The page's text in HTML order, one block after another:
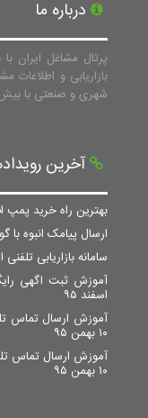
درباره ما
پرتال مشاغل ایران
بازاریابی و
شهری و صنعتی با بیش از 3 میلیون اطلاعات جمع
آخرین
بهترین راه خرید
ارسال پیامک انبوه
سامانه بازاریابی
آموزش ثبت اگهی
اسفند ۹۵
آموزش ارسال تماس
۱۰ بهمن ۹۵
آموزش ارسال تماس
۱۰ بهمن ۹۵